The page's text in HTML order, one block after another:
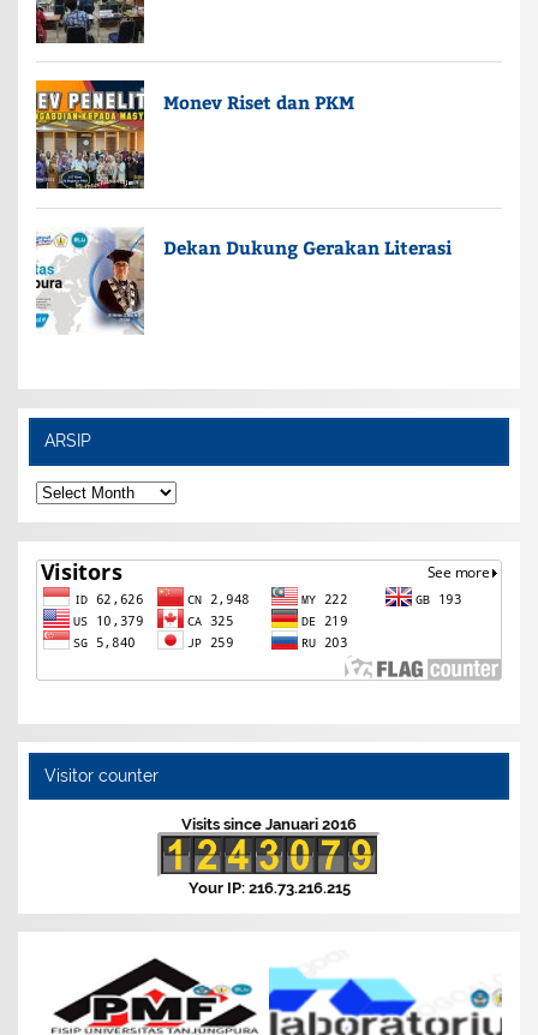
Monev Riset dan PKM
Dekan Dukung Gerakan Literasi
ARSIP
ARSIP
Visitor counter
Visits since Januari 2016
Your IP: 216.73.216.215